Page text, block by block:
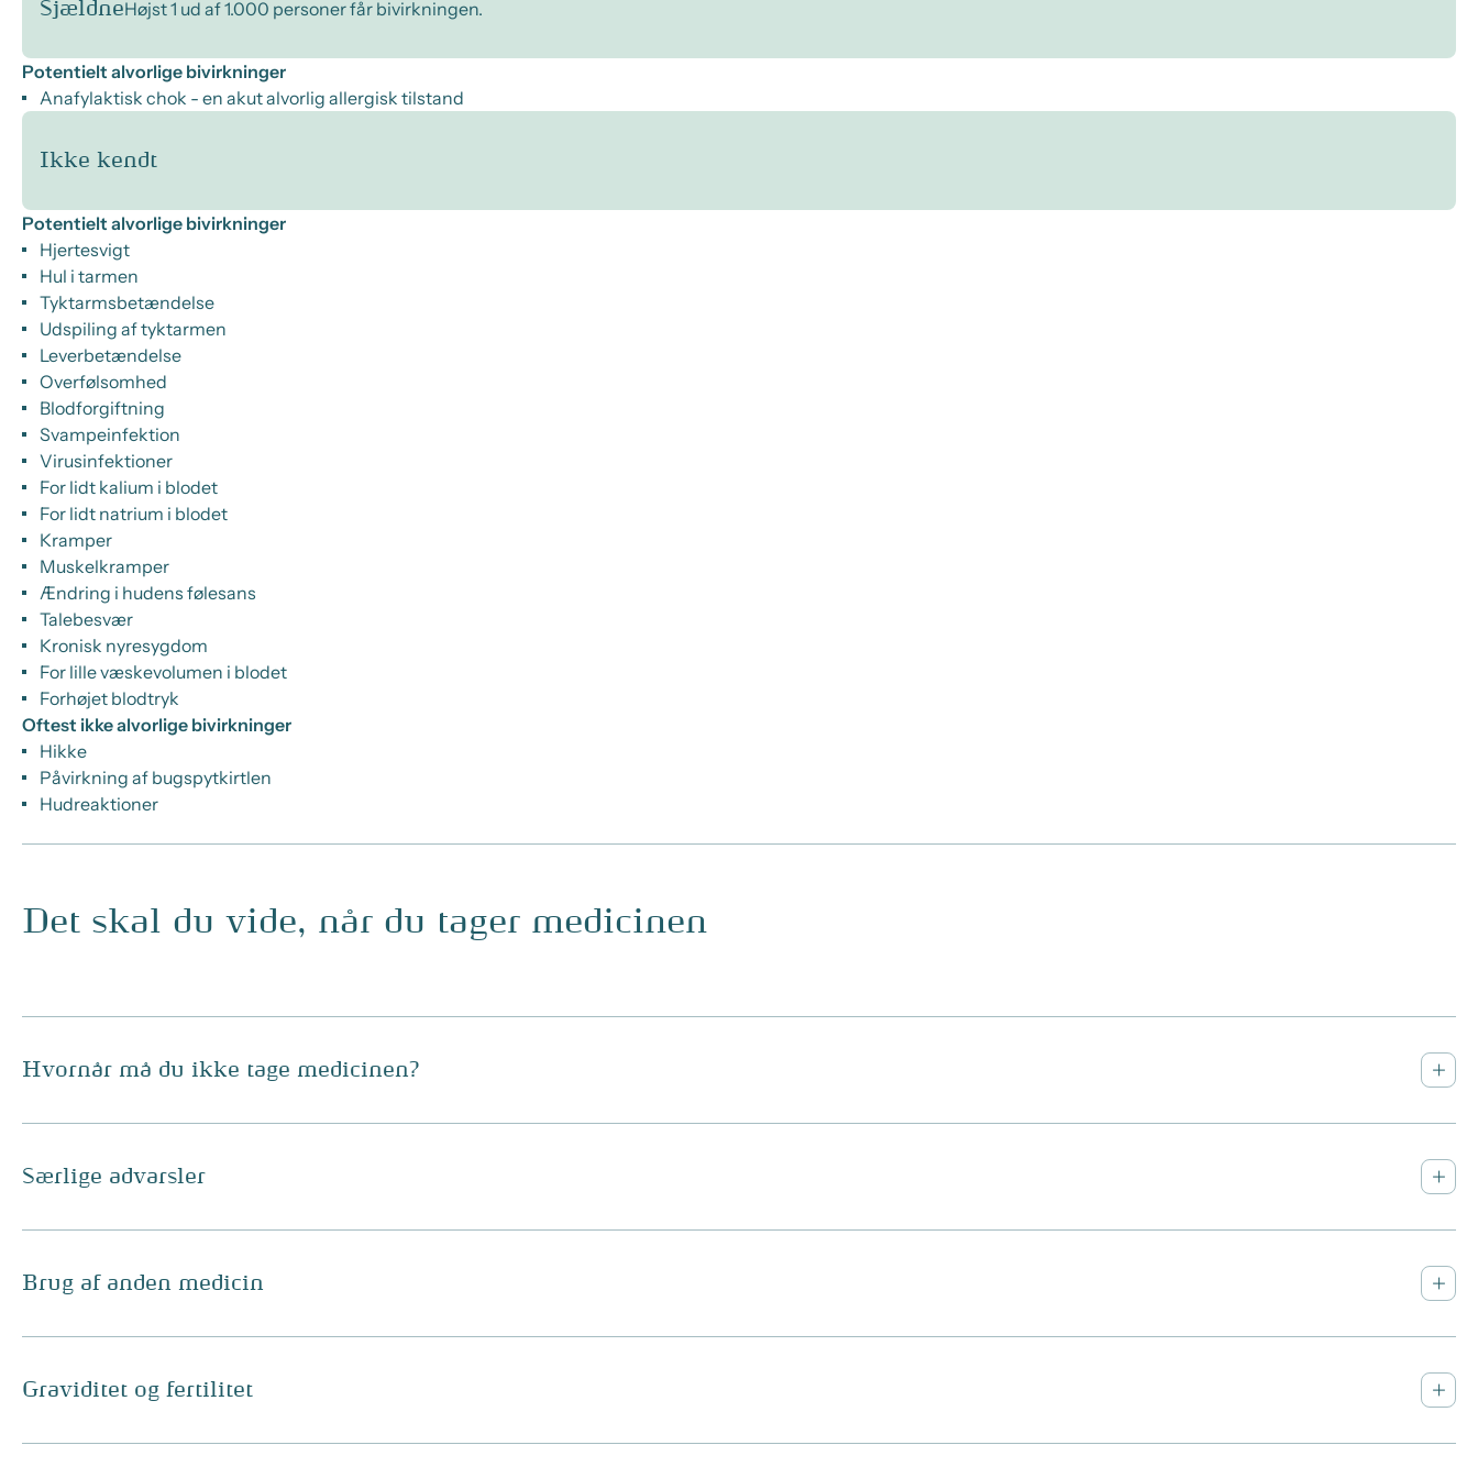
SjældneHøjst 1 ud af 1.000 personer får bivirkningen.
Potentielt alvorlige bivirkninger
Anafylaktisk chok - en akut alvorlig allergisk tilstand
Ikke kendt
Potentielt alvorlige bivirkninger
Hjertesvigt
Hul i tarmen
Tyktarmsbetændelse
Udspiling af tyktarmen
Leverbetændelse
Overfølsomhed
Blodforgiftning
Svampeinfektion
Virusinfektioner
For lidt kalium i blodet
For lidt natrium i blodet
Kramper
Muskelkramper
Ændring i hudens følesans
Talebesvær
Kronisk nyresygdom
For lille væskevolumen i blodet
Forhøjet blodtryk
Oftest ikke alvorlige bivirkninger
Hikke
Påvirkning af bugspytkirtlen
Hudreaktioner
Det skal du vide, når du tager medicinen
Hvornår må du ikke tage medicinen?
Særlige advarsler
Brug af anden medicin
Graviditet og fertilitet